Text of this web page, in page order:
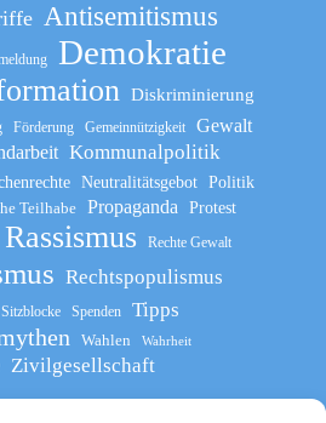
Antisemitismus
Demokratie
Diskriminierung
Förderung Gemeinnützigkeit Gewalt
Kommunalpolitik
Neutralitätsgebot Politik
Teilhabe Propaganda
Protest
Rassismus Rechte Gewalt
Rechtspopulismus
Sitzblocke Spenden Tipps
Wahlen Wahrheit
Zivilgesellschaft